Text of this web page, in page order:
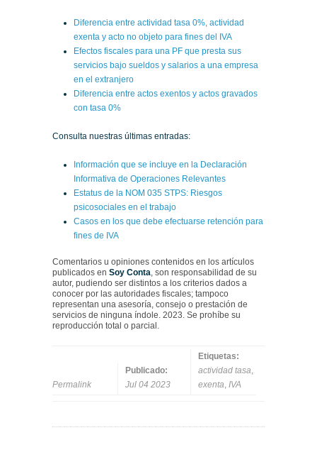
Diferencia entre actividad tasa 0%, actividad
exenta y acto no objeto para fines del IVA
Efectos fiscales para una PF que presta sus
servicios bajo sueldos y salarios a una empresa
en el extranjero
Diferencia entre actos exentos y actos gravados
con tasa 0%
Consulta nuestras últimas entradas:
Información que se incluye en la Declaración
Informativa de Operaciones Relevantes
Estatus de la NOM 035 STPS: Riesgos
psicosociales en el trabajo
Casos en los que debe efectuarse retención para
fines de IVA
Comentarios u opiniones contenidos en los artículos
publicados en Soy Conta , son responsabilidad de su
autor, pudiendo ser distintos a los criterios dados a
conocer por las autoridades fiscales; tampoco
representan una asesoría, consejo o prestación de
servicios de ninguna índole. 2023. Se prohíbe su
reproducción total o parcial.
Permalink
Publicado:
Jul 04 2023
Etiquetas:
actividad tasa
exenta IVA